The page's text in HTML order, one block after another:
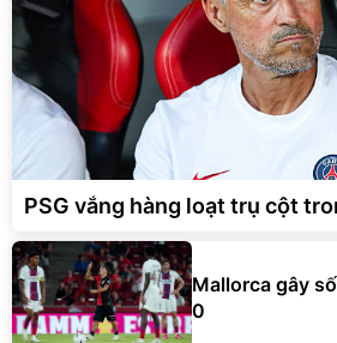
PSG vắng hàng loạt trụ cột
Mallorca gây
0